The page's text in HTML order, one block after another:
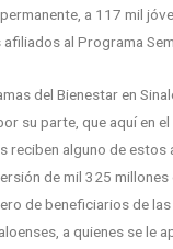
a 117 mil
al Programa
del Bienestar en
su parte, que aquí en
reciben alguno de estos
de mil 325
de beneficiarios de
a quienes se le